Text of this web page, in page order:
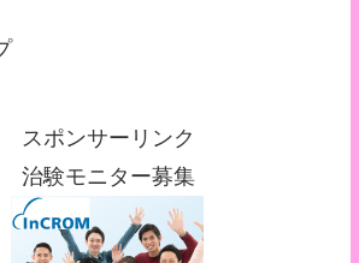
スポンサーリンク
治験モニター募集